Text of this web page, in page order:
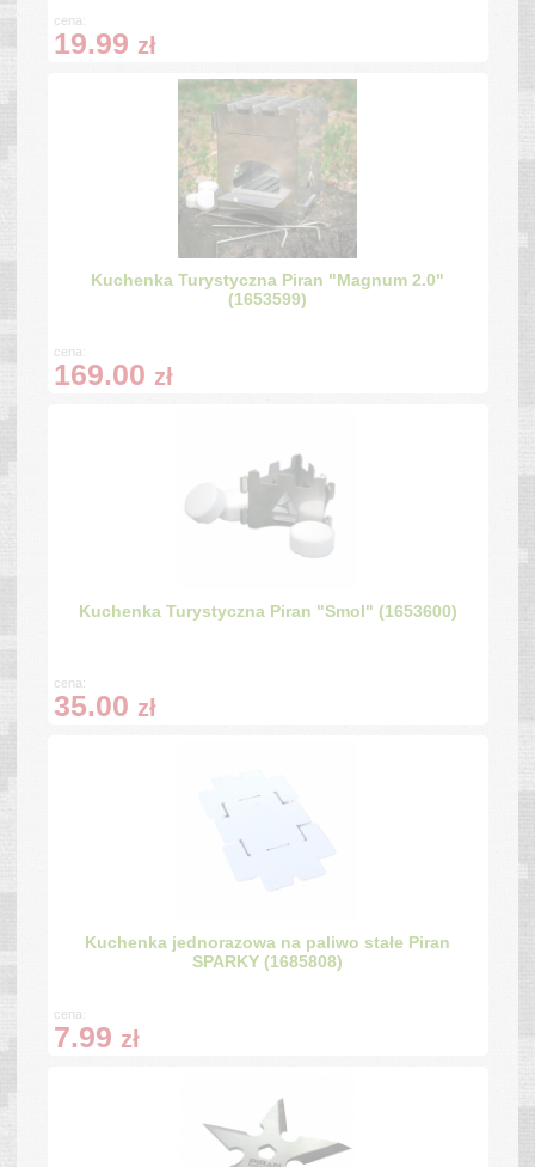
cena:
19.99 zł
Kuchenka Turystyczna Piran "Magnum 2.0"
(1653599)
cena:
169.00 zł
Kuchenka Turystyczna Piran "Smol" (1653600)
cena:
35.00 zł
Kuchenka jednorazowa na paliwo stałe Piran
SPARKY (1685808)
cena:
7.99 zł